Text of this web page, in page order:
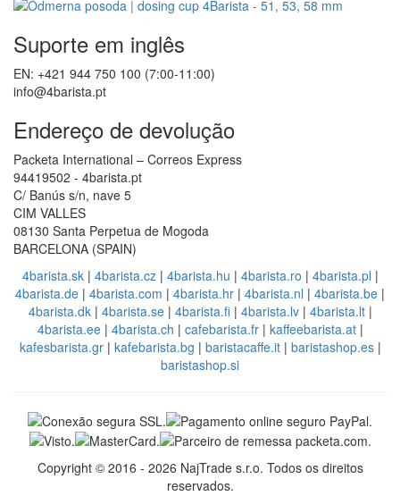
Suporte em inglês
EN: +421 944 750 100 (7:00-11:00)
info@4barista.pt
Endereço de devolução
Packeta International – Correos Express
94419502 - 4barista.pt
C/ Banús s/n, nave 5
CIM VALLES
08130 Santa Perpetua de Mogoda
BARCELONA (SPAIN)
4barista.sk| 4barista.cz| 4barista.hu | 4barista.ro | 4barista.pl |
4barista.de | 4barista.com | 4barista.hr | 4barista.nl | 4barista.be |
4barista.dk| 4barista.se| 4barista.fi| 4barista.lv| 4barista.lt|
4barista.ee| 4barista.ch | cafebarista.fr| kaffeebarista.at|
kafesbarista.gr| kafebarista.bg | baristacaffe.it| baristashop.es|
baristashop.si
Copyright © 2016 - 2026 NajTrade s.r.o. Todos os direitos
reservados.